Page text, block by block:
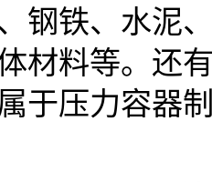
钢铁、水泥
材料等。还
于压力容器